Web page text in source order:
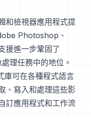
和檢視器應用程式提
Photoshop、
援進一步鞏固了
理任務中的地位。
庫可在各種程式語言
、寫入和處理這些影
訂應用程式和工作流